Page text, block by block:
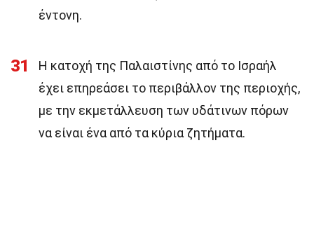
έντονη.
31
Η κατοχή της Παλαιστίνης από το Ισραήλ
έχει επηρεάσει το περιβάλλον της περιοχής,
με την εκμετάλλευση των υδάτινων πόρων
να είναι ένα από τα κύρια ζητήματα.